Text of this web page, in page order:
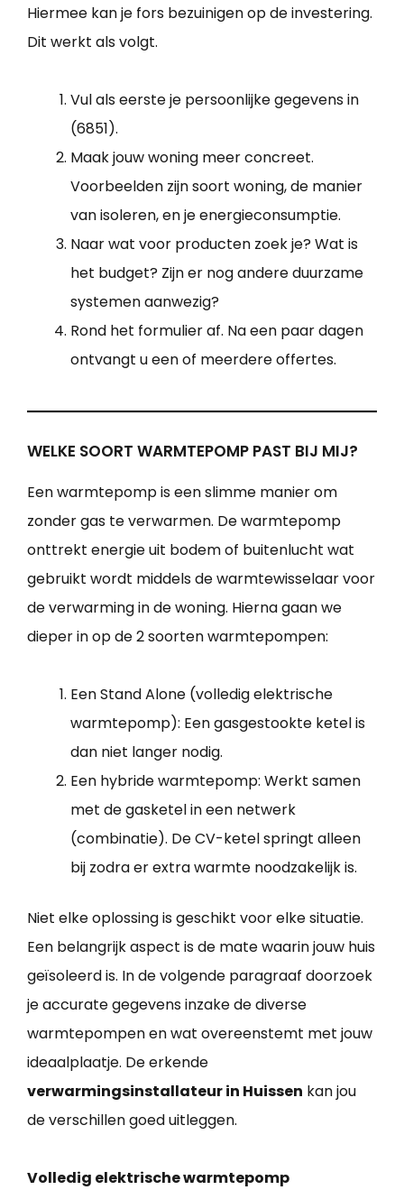
Hiermee kan je fors bezuinigen op de investering.
Dit werkt als volgt.
Vul als eerste je persoonlijke gegevens in
(6851).
Maak jouw woning meer concreet.
Voorbeelden zijn soort woning, de manier
van isoleren, en je energieconsumptie.
Naar wat voor producten zoek je? Wat is
het budget? Zijn er nog andere duurzame
systemen aanwezig?
Rond het formulier af. Na een paar dagen
ontvangt u een of meerdere offertes.
WELKE SOORT WARMTEPOMP PAST BIJ MIJ?
Een warmtepomp is een slimme manier om
zonder gas te verwarmen. De warmtepomp
onttrekt energie uit bodem of buitenlucht wat
gebruikt wordt middels de warmtewisselaar voor
de verwarming in de woning. Hierna gaan we
dieper in op de 2 soorten warmtepompen:
Een Stand Alone (volledig elektrische
warmtepomp): Een gasgestookte ketel is
dan niet langer nodig.
Een hybride warmtepomp: Werkt samen
met de gasketel in een netwerk
(combinatie). De CV-ketel springt alleen
bij zodra er extra warmte noodzakelijk is.
Niet elke oplossing is geschikt voor elke situatie.
Een belangrijk aspect is de mate waarin jouw huis
geïsoleerd is. In de volgende paragraaf doorzoek
je accurate gegevens inzake de diverse
warmtepompen en wat overeenstemt met jouw
ideaalplaatje. De erkende
verwarmingsinstallateur in Huissen kan jou
de verschillen goed uitleggen.
Volledig elektrische warmtepomp